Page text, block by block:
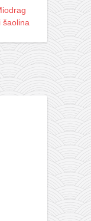
šaolina